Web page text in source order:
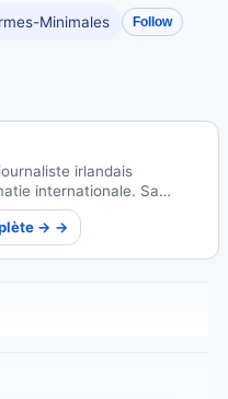
Minimales Follow
irlandais
internationale. Sa
les relations
des conflits à travers une
→ →